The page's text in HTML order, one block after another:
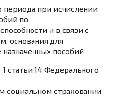
периода при исчислении
по
и в связи с
основания для
назначенных пособий
статьи 14 Федерального
социальном страховании